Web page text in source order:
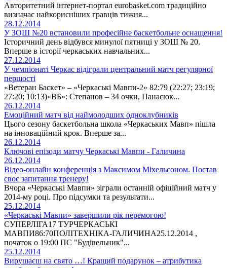
Авторитетний інтернет-портал eurobasket.com традиційно
визначає найкорисніших гравців тижня...
28.12.2014
У ЗОШ №20 встановили професійне баскетбольне оснащення!
Історичний день відбувся минулої пятниці у ЗОШ № 20.
Вперше в історії черкаських навчальних...
27.12.2014
У чемпіонаті Черкас відіграли центральний матч регулярної
першості
«Ветеран Баскет» – «Черкаські Мавпи-2» 82:79 (22:27; 23:19;
27:20; 10:13)«ВБ»: Степанов – 34 очки, Панасюк...
26.12.2014
Емоційний матч від наймолодших одноклубників
Цього сезону баскетбольна школа «Черкаських Мавп» пішла
на інноваційний крок. Вперше за...
26.12.2014
Ключові епізоди матчу Черкаські Мавпи - Галичина
26.12.2014
Відео-онлайн конференція з Максимом Міхельсоном. Постав
своє запитання тренеру!
Вчора «Черкаські Мавпи» зіграли останній офіційний матч у
2014-му році. Про підсумки та результати...
25.12.2014
«Черкаські Мавпи» завершили рік перемогою!
СУПЕРЛІГА17 ТУРЧЕРКАСЬКІ
МАВПИ86:70ПОЛІТЕХНІКА-ГАЛИЧИНА25.12.2014 ,
початок о 19:00 ПС "Будівельник"...
25.12.2014
Вирушаєш на свято …! Кращий подарунок – атрибутика